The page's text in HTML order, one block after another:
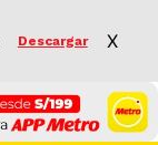
Descargar X